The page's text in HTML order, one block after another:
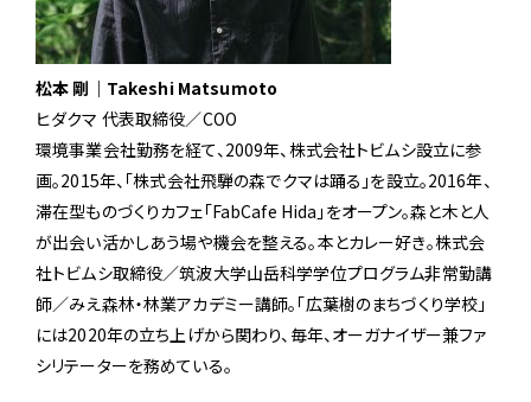
松本 剛｜Takeshi Matsumoto
ヒダクマ 代表取締役／COO
環境事業会社勤務を経て、2009年、株式会社トビムシ設立に参
画。2015年、「株式会社飛騨の森でクマは踊る」を設立。2016年、
滞在型ものづくりカフェ「FabCafe Hida」をオープン。森と木と人
が出会い活かしあう場や機会を整える。本とカレー好き。株式会
社トビムシ取締役／筑波大学山岳科学学位プログラム非常勤講
師／みえ森林・林業アカデミー講師。「広葉樹のまちづくり学校」
には2020年の立ち上げから関わり、毎年、オーガナイザー兼ファ
シリテーターを務めている。